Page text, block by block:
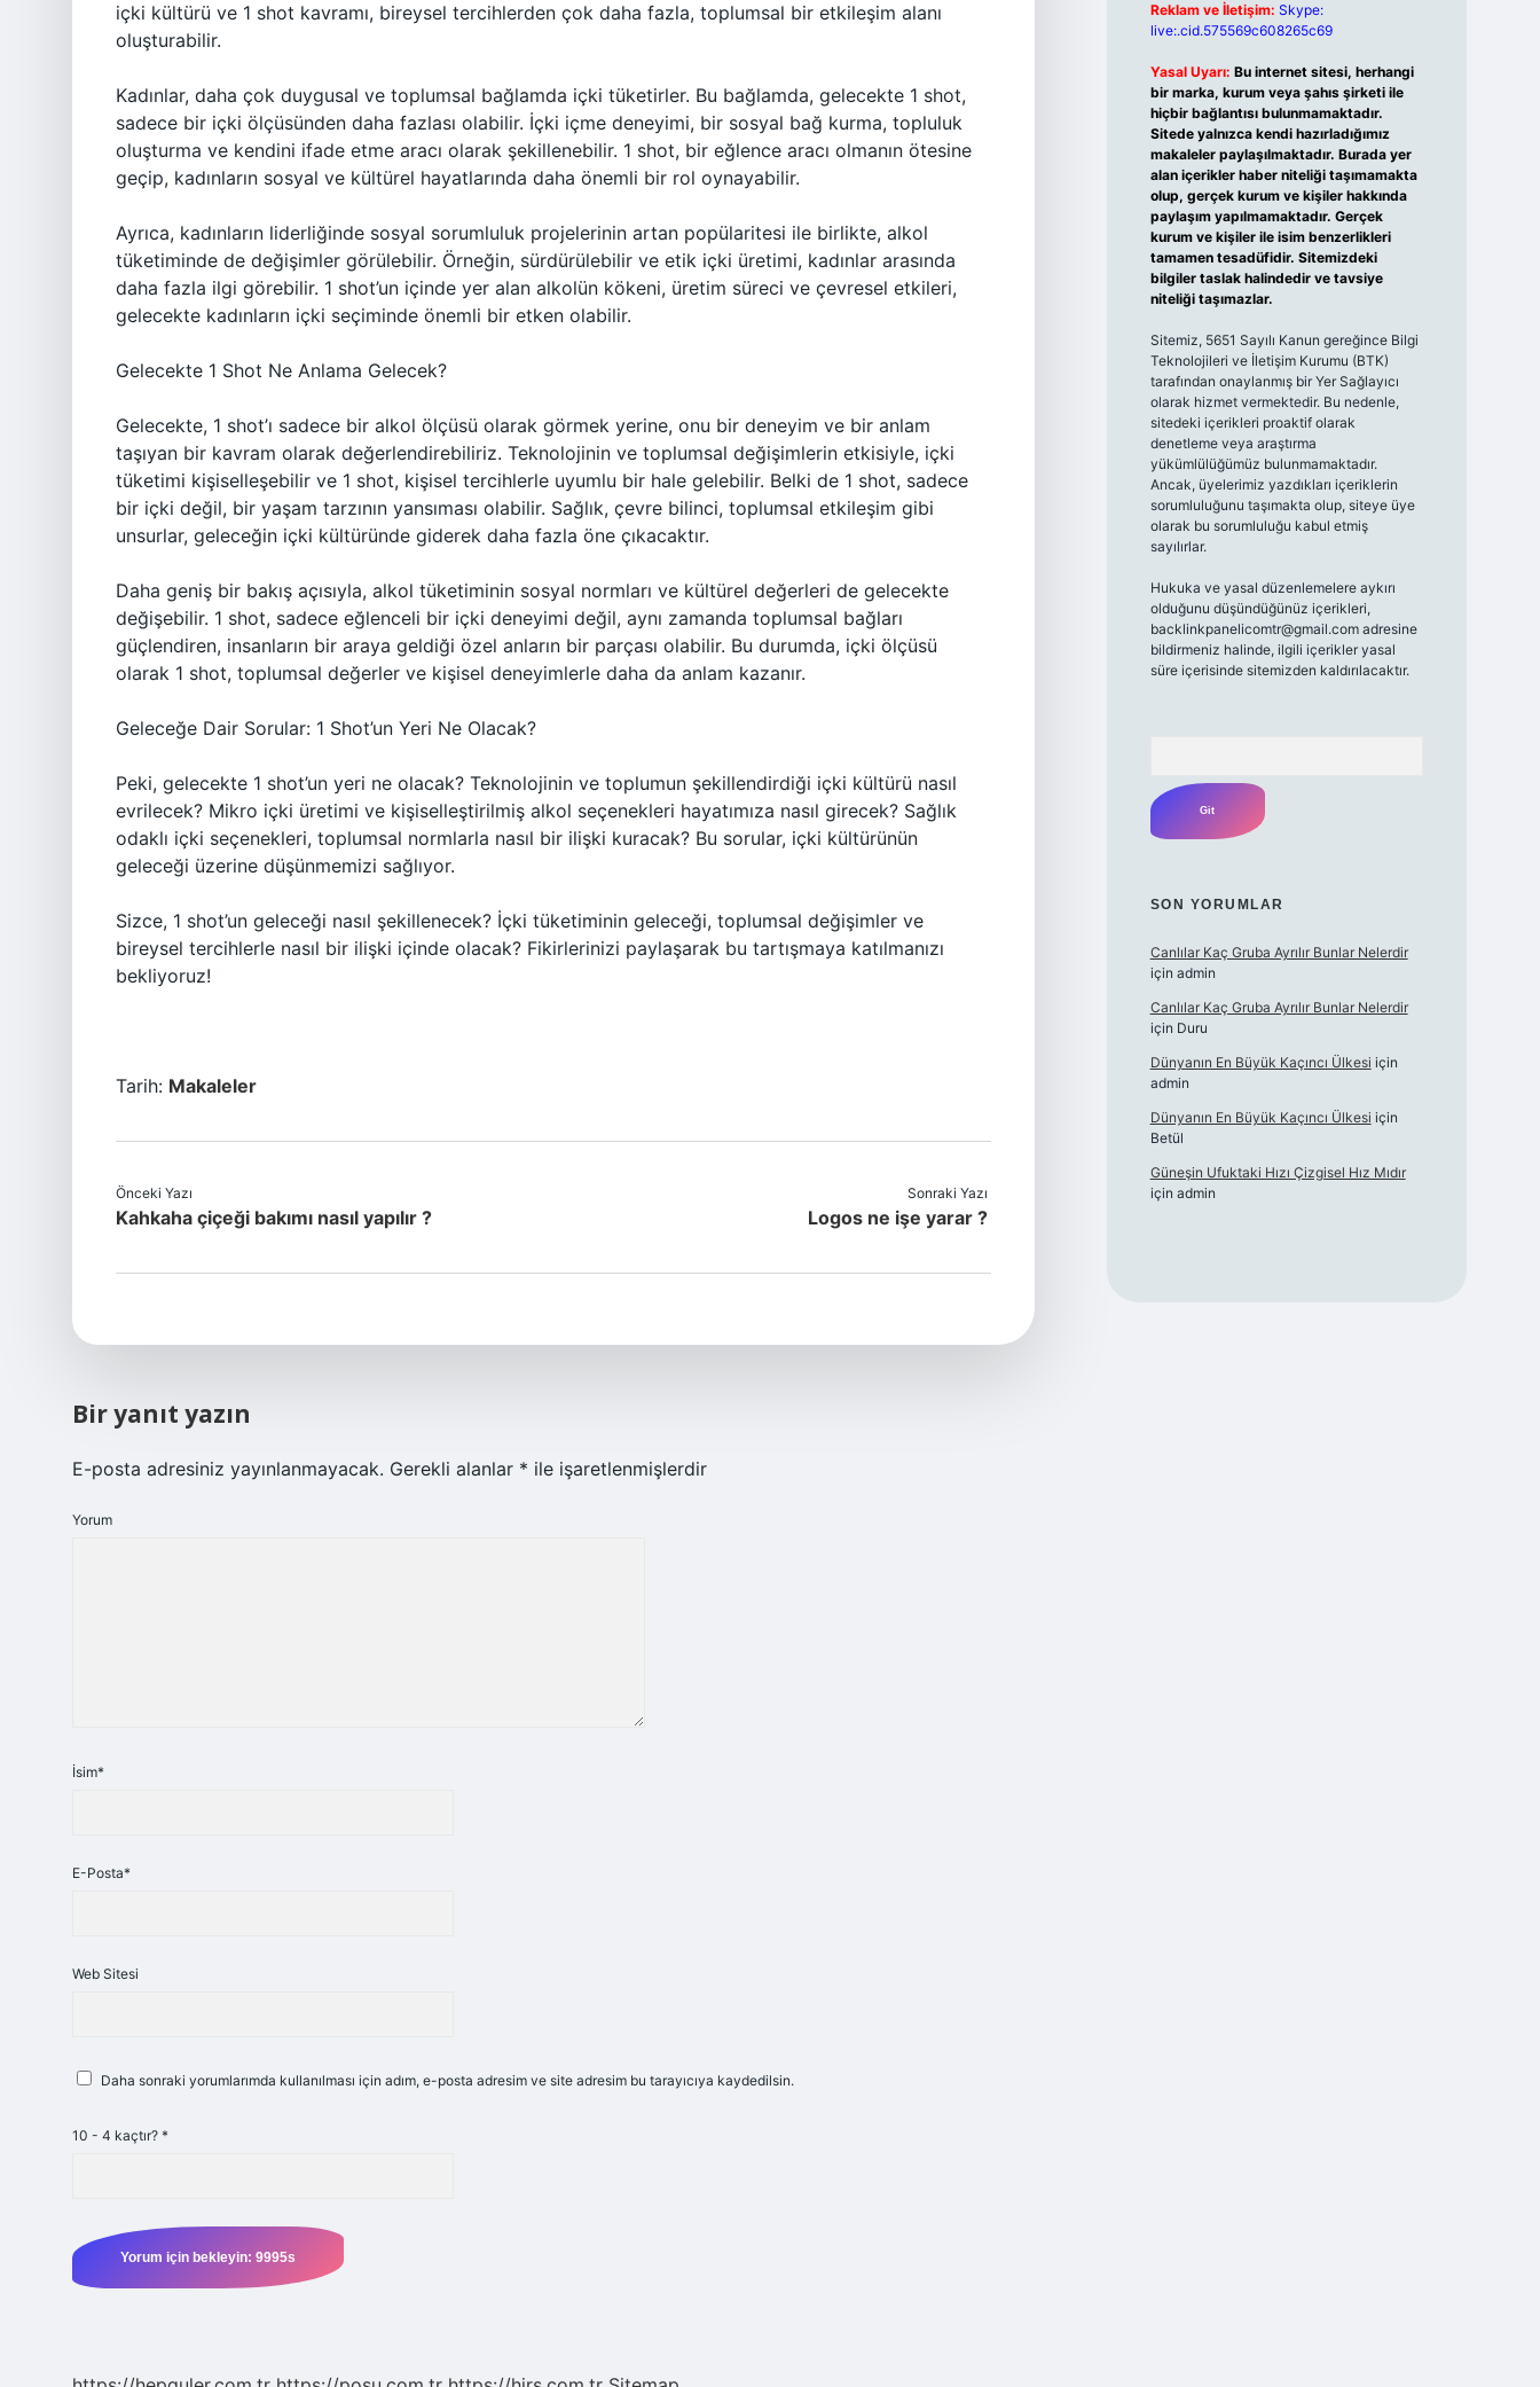
içki kültürü ve 1 shot kavramı, bireysel tercihlerden çok daha fazla, toplumsal bir etkileşim alanı
oluşturabilir.
Kadınlar, daha çok duygusal ve toplumsal bağlamda içki tüketirler. Bu bağlamda, gelecekte 1 shot,
sadece bir içki ölçüsünden daha fazlası olabilir. İçki içme deneyimi, bir sosyal bağ kurma, topluluk
oluşturma ve kendini ifade etme aracı olarak şekillenebilir. 1 shot, bir eğlence aracı olmanın ötesine
geçip, kadınların sosyal ve kültürel hayatlarında daha önemli bir rol oynayabilir.
Ayrıca, kadınların liderliğinde sosyal sorumluluk projelerinin artan popülaritesi ile birlikte, alkol
tüketiminde de değişimler görülebilir. Örneğin, sürdürülebilir ve etik içki üretimi, kadınlar arasında
daha fazla ilgi görebilir. 1 shot’un içinde yer alan alkolün kökeni, üretim süreci ve çevresel etkileri,
gelecekte kadınların içki seçiminde önemli bir etken olabilir.
Gelecekte 1 Shot Ne Anlama Gelecek?
Gelecekte, 1 shot’ı sadece bir alkol ölçüsü olarak görmek yerine, onu bir deneyim ve bir anlam
taşıyan bir kavram olarak değerlendirebiliriz. Teknolojinin ve toplumsal değişimlerin etkisiyle, içki
tüketimi kişiselleşebilir ve 1 shot, kişisel tercihlerle uyumlu bir hale gelebilir. Belki de 1 shot, sadece
bir içki değil, bir yaşam tarzının yansıması olabilir. Sağlık, çevre bilinci, toplumsal etkileşim gibi
unsurlar, geleceğin içki kültüründe giderek daha fazla öne çıkacaktır.
Daha geniş bir bakış açısıyla, alkol tüketiminin sosyal normları ve kültürel değerleri de gelecekte
değişebilir. 1 shot, sadece eğlenceli bir içki deneyimi değil, aynı zamanda toplumsal bağları
güçlendiren, insanların bir araya geldiği özel anların bir parçası olabilir. Bu durumda, içki ölçüsü
olarak 1 shot, toplumsal değerler ve kişisel deneyimlerle daha da anlam kazanır.
Geleceğe Dair Sorular: 1 Shot’un Yeri Ne Olacak?
Peki, gelecekte 1 shot’un yeri ne olacak? Teknolojinin ve toplumun şekillendirdiği içki kültürü nasıl
evrilecek? Mikro içki üretimi ve kişiselleştirilmiş alkol seçenekleri hayatımıza nasıl girecek? Sağlık
odaklı içki seçenekleri, toplumsal normlarla nasıl bir ilişki kuracak? Bu sorular, içki kültürünün
geleceği üzerine düşünmemizi sağlıyor.
Sizce, 1 shot’un geleceği nasıl şekillenecek? İçki tüketiminin geleceği, toplumsal değişimler ve
bireysel tercihlerle nasıl bir ilişki içinde olacak? Fikirlerinizi paylaşarak bu tartışmaya katılmanızı
bekliyoruz!
Tarih: Makaleler
Önceki Yazı
Kahkaha çiçeği bakımı nasıl yapılır ?
Sonraki Yazı
Logos ne işe yarar ?
Bir yanıt yazın
E-posta adresiniz yayınlanmayacak. Gerekli alanlar * ile işaretlenmişlerdir
Yorum
İsim*
E-Posta*
Web Sitesi
Daha sonraki yorumlarımda kullanılması için adım, e-posta adresim ve site adresim bu tarayıcıya kaydedilsin.
10 - 4 kaçtır? *
Reklam ve İletişim: Skype:
live:.cid.575569c608265c69
Yasal Uyarı: Bu internet sitesi, herhangi
bir marka, kurum veya şahıs şirketi ile
hiçbir bağlantısı bulunmamaktadır.
Sitede yalnızca kendi hazırladığımız
makaleler paylaşılmaktadır. Burada yer
alan içerikler haber niteliği taşımamakta
olup, gerçek kurum ve kişiler hakkında
paylaşım yapılmamaktadır. Gerçek
kurum ve kişiler ile isim benzerlikleri
tamamen tesadüfidir. Sitemizdeki
bilgiler taslak halindedir ve tavsiye
niteliği taşımazlar.
Sitemiz, 5651 Sayılı Kanun gereğince Bilgi
Teknolojileri ve İletişim Kurumu (BTK)
tarafından onaylanmış bir Yer Sağlayıcı
olarak hizmet vermektedir. Bu nedenle,
sitedeki içerikleri proaktif olarak
denetleme veya araştırma
yükümlülüğümüz bulunmamaktadır.
Ancak, üyelerimiz yazdıkları içeriklerin
sorumluluğunu taşımakta olup, siteye üye
olarak bu sorumluluğu kabul etmiş
sayılırlar.
Hukuka ve yasal düzenlemelere aykırı
olduğunu düşündüğünüz içerikleri,
backlinkpanelicomtr@gmail.comadresine
bildirmeniz halinde, ilgili içerikler yasal
süre içerisinde sitemizden kaldırılacaktır.
SON YORUMLAR
Canlılar Kaç Gruba Ayrılır Bunlar Nelerdir
için admin
Canlılar Kaç Gruba Ayrılır Bunlar Nelerdir
için Duru
Dünyanın En Büyük Kaçıncı Ülkesi için
admin
Dünyanın En Büyük Kaçıncı Ülkesi için
Betül
Güneşin Ufuktaki Hızı Çizgisel Hız Mıdır
için admin